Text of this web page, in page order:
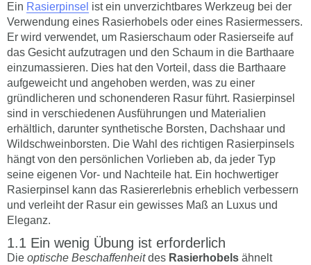
Ein Rasierpinsel ist ein unverzichtbares Werkzeug bei der
Verwendung eines Rasierhobels oder eines Rasiermessers.
Er wird verwendet, um Rasierschaum oder Rasierseife auf
das Gesicht aufzutragen und den Schaum in die Barthaare
einzumassieren. Dies hat den Vorteil, dass die Barthaare
aufgeweicht und angehoben werden, was zu einer
gründlicheren und schonenderen Rasur führt. Rasierpinsel
sind in verschiedenen Ausführungen und Materialien
erhältlich, darunter synthetische Borsten, Dachshaar und
Wildschweinborsten. Die Wahl des richtigen Rasierpinsels
hängt von den persönlichen Vorlieben ab, da jeder Typ
seine eigenen Vor- und Nachteile hat. Ein hochwertiger
Rasierpinsel kann das Rasiererlebnis erheblich verbessern
und verleiht der Rasur ein gewisses Maß an Luxus und
Eleganz.
Ein wenig Übung ist erforderlich
Die optische Beschaffenheitdes Rasierhobels ähnelt